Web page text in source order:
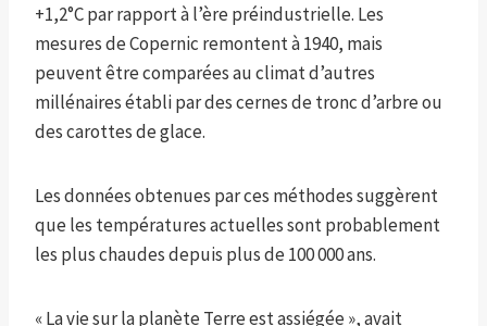
+1,2°C par rapport à l’ère préindustrielle. Les
mesures de Copernic remontent à 1940, mais
peuvent être comparées au climat d’autres
millénaires établi par des cernes de tronc d’arbre ou
des carottes de glace.
Les données obtenues par ces méthodes suggèrent
que les températures actuelles sont probablement
les plus chaudes depuis plus de 100 000 ans.
« La vie sur la planète Terre est assiégée », avait